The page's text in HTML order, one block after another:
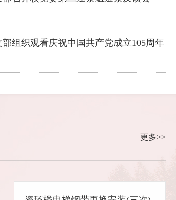
调会
部组织观看庆祝中国共产党成立105周年
更多>>